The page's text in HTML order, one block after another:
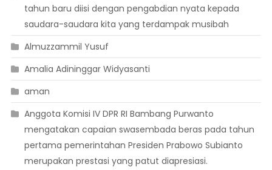
tahun baru diisi dengan pengabdian nyata kepada
saudara-saudara kita yang terdampak musibah
Almuzzammil Yusuf
Amalia Adininggar Widyasanti
aman
Anggota Komisi IV DPR RI Bambang Purwanto
mengatakan capaian swasembada beras pada tahun
pertama pemerintahan Presiden Prabowo Subianto
merupakan prestasi yang patut diapresiasi.